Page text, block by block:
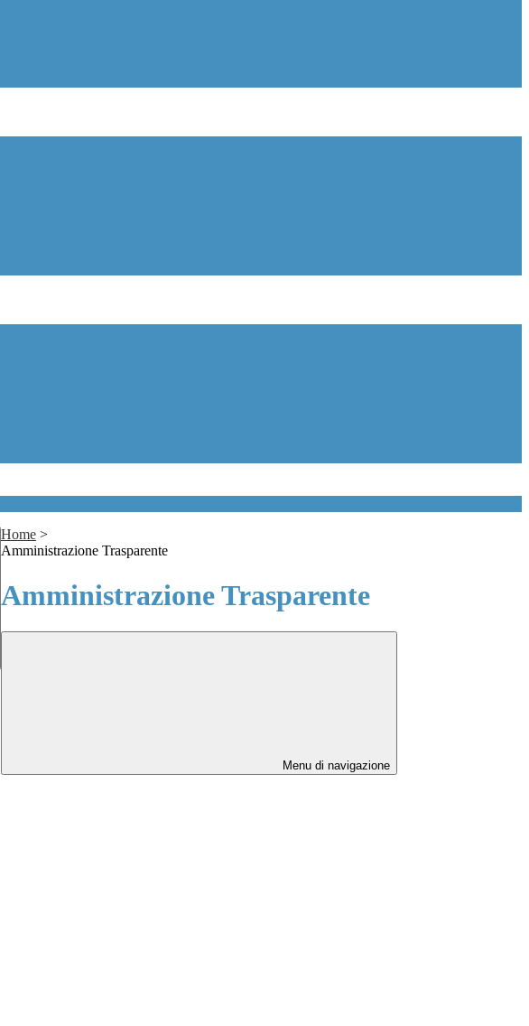
Home >
Amministrazione Trasparente
Amministrazione Trasparente
Menu di navigazione